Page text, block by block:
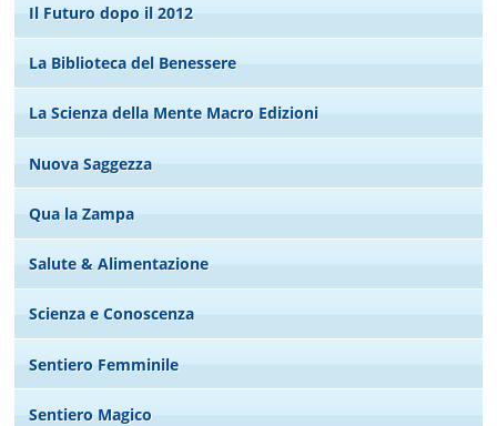
Il Futuro dopo il 2012
La Biblioteca del Benessere
La Scienza della Mente Macro Edizioni
Nuova Saggezza
Qua la Zampa
Salute & Alimentazione
Scienza e Conoscenza
Sentiero Femminile
Sentiero Magico